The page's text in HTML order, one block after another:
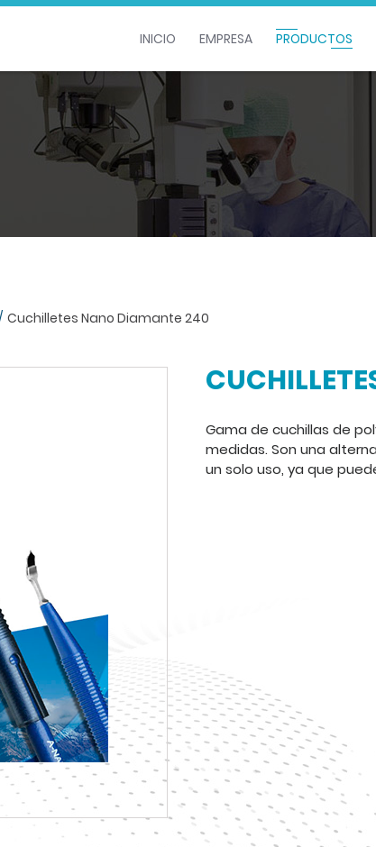
INICIO EMPRESA PRODUCTOS
Cuchilletes Nano Diamante 240
Gama de cuchillas de
medidas. Son una
un solo uso, ya que